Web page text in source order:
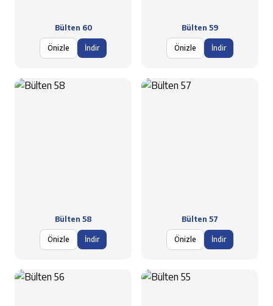
Bülten 60
Önizle İndir
Bülten 59
Önizle İndir
Bülten 58
Önizle İndir
Bülten 57
Önizle İndir